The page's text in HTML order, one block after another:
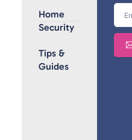
Home
Security
Tips &
Guides